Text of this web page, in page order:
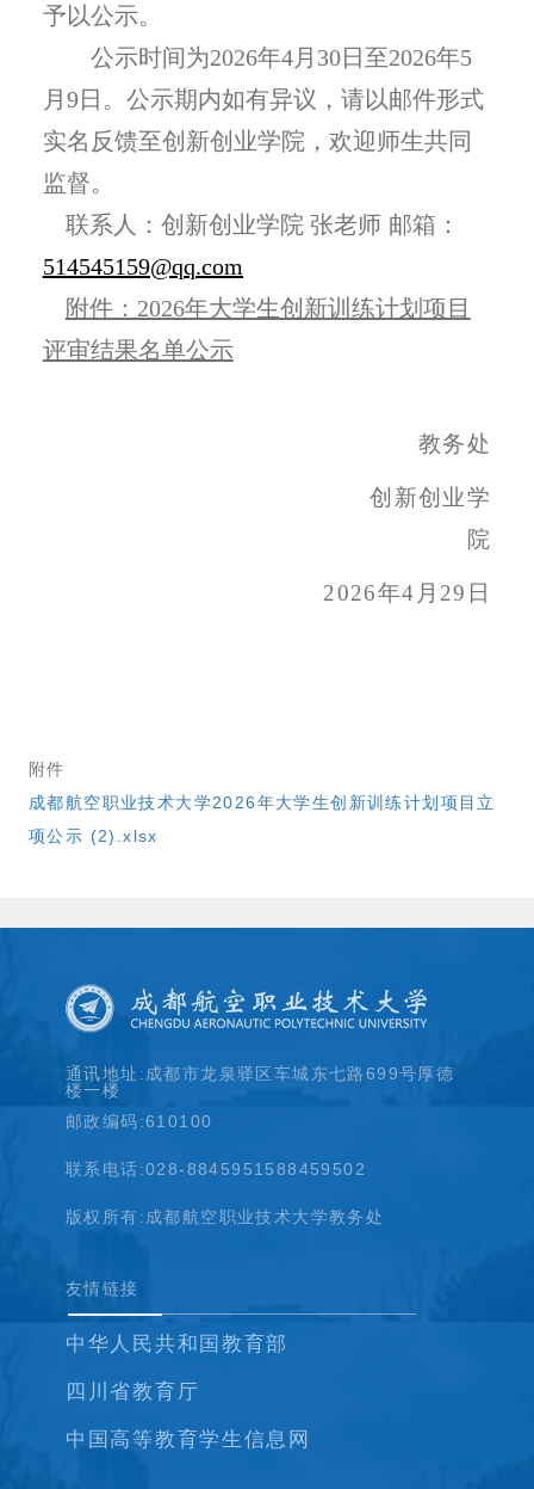
予以公示。
公示时间为2026年4月30日至2026年5
月9日。公示期内如有异议，请以邮件形式
实名反馈至创新创业学院，欢迎师生共同
监督。
联系人：创新创业学院 张老师 邮箱：
514545159@qq.com
附件：2026年大学生创新训练计划项目
评审结果名单公示
教务处
创新创业学
院
2026年4月29日
附件
成都航空职业技术大学2026年大学生创新训练计划项目立
项公示 (2).xlsx
通讯地址:成都市龙泉驿区车城东七路699号厚德
楼一楼
邮政编码:610100
联系电话:028-8845951588459502
版权所有:成都航空职业技术大学教务处
友情链接
中华人民共和国教育部
四川省教育厅
中国高等教育学生信息网